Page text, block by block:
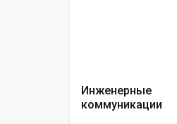
Инженерные
коммуникации